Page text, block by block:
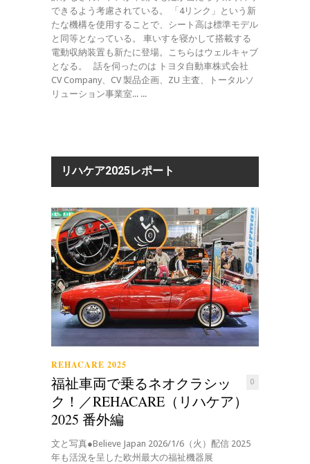
できるよう考慮されている。 「4リンク」という新
たな機構を使用することで、シート高は標準モデル
と同等となっている。 車いすを寝かして搭載する
電動収納装置も新たに登場。こちらはウェルキャブ
となる。 話を伺ったのは トヨタ自動車株式会社
CV Company、CV 製品企画、ZU 主査、トータルソ
リューション事業室... ...
リハケア2025レポート
REHACARE 2025
0
福祉車両で乗るネオクラシッ
ク！／REHACARE（リハケア）
2025 番外編
文と写真●Believe Japan 2026/1/6（火）配信 2025
年も活況を呈した欧州最大の福祉機器展